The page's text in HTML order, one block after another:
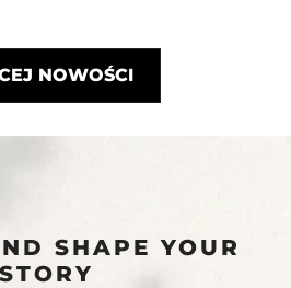
NOWOŚCI
SHAPE YOUR
STORY